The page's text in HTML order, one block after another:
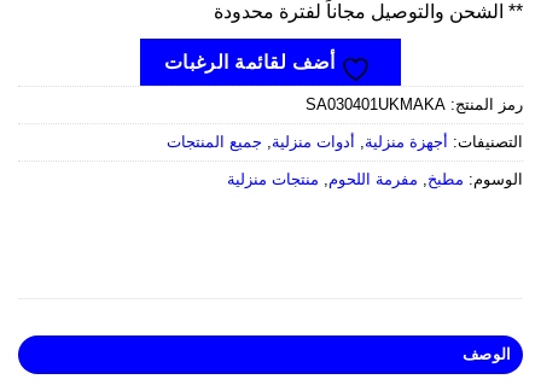
والتوصيل مجاناً لفترة محدودة
أضف لقائمة الرغبات
المنتج:SA030401UKMAKA
أجهزة منزلية,أدوات منزلية,جميع المنتجات
مطبخ ,مفرمة اللحوم,منتجات منزلية